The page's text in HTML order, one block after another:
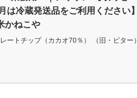
は冷蔵発送品をご利用ください】
かねこや
トチップ（カカオ70％） （旧・ビター）